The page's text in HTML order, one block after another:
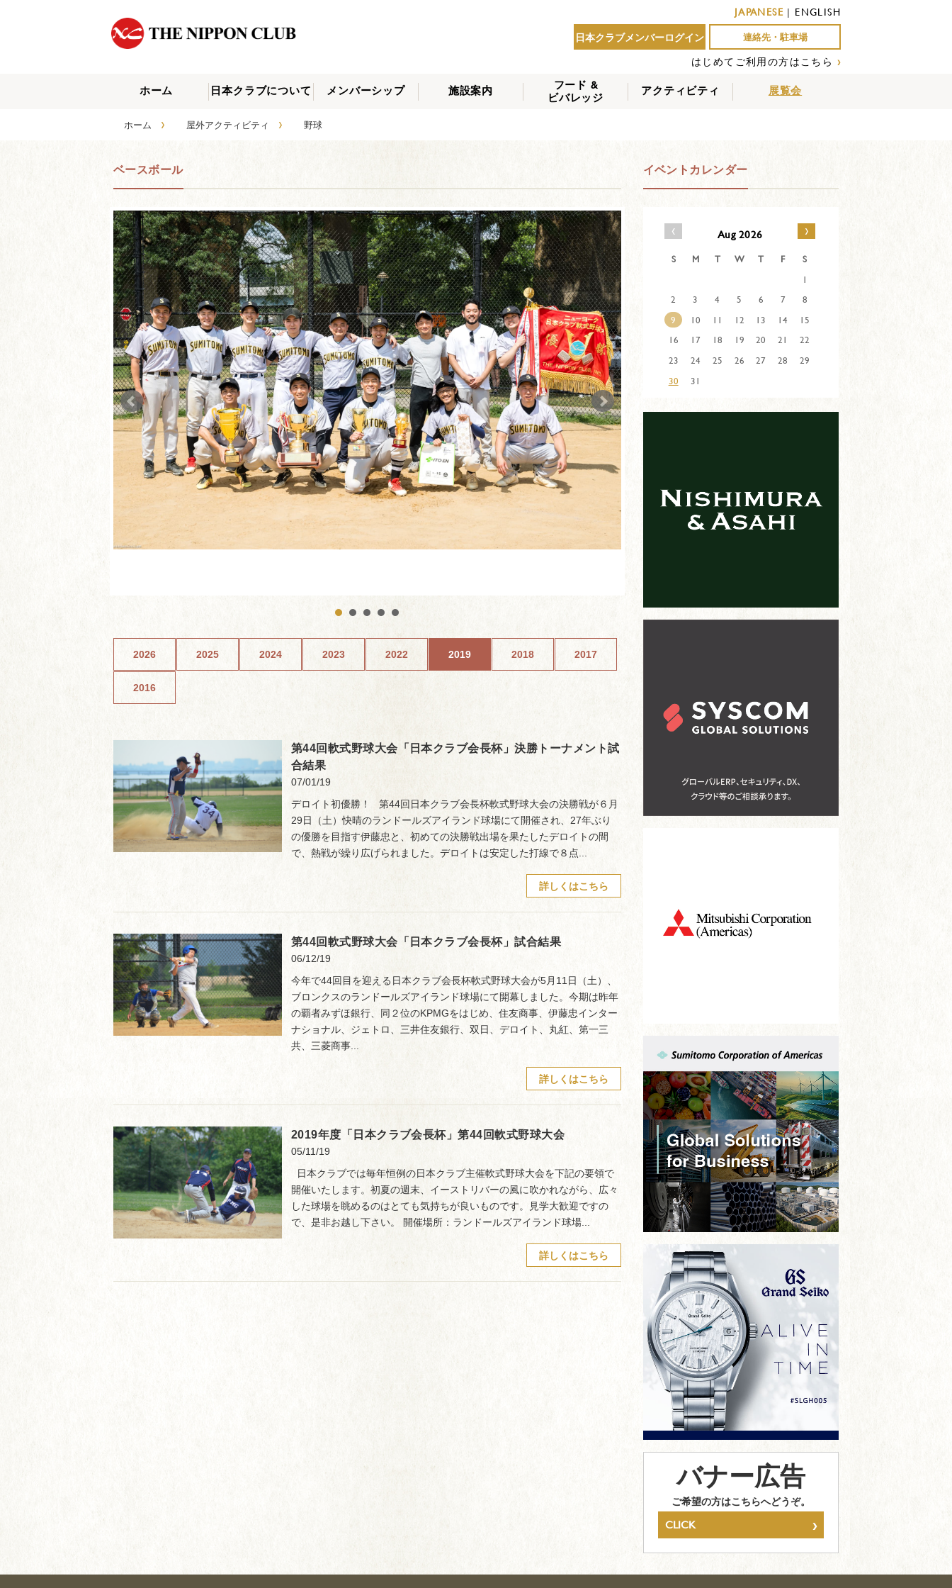
JAPANESE| ENGLISH
日本クラブメンバーログイン
連絡先・駐車場
はじめてご利用の方はこちら ›
ホーム
日本クラブについて メンバーシップ
メンバーシップの種
THE NIPPON CLUB
施設案内
フード &
ビバレッジ
アクティビティ 展覧会
ホーム › 屋外アクティビティ › 野球
ベースボール
2026 2025 2024 2023 2022 2019 2018 2017
2016
第44回軟式野球大会「日本クラブ会長杯」決勝トーナメント試
合結果
07/01/19
デロイト初優勝！ 第44回日本クラブ会長杯軟式野球大会の決勝戦が６月
29日（土）快晴のランドールズアイランド球場にて開催され、27年ぶり
の優勝を目指す伊藤忠と、初めての決勝戦出場を果たしたデロイトの間
で、熱戦が繰り広げられました。デロイトは安定した打線で８点...
詳しくはこちら
第44回軟式野球大会「日本クラブ会長杯」試合結果
06/12/19
今年で44回目を迎える日本クラブ会長杯軟式野球大会が5月11日（土）、
ブロンクスのランドールズアイランド球場にて開幕しました。今期は昨年
の覇者みずほ銀行、同２位のKPMGをはじめ、住友商事、伊藤忠インター
ナショナル、ジェトロ、三井住友銀行、双日、デロイト、丸紅、第一三
共、三菱商事...
詳しくはこちら
2019年度「日本クラブ会長杯」第44回軟式野球大会
05/11/19
日本クラブでは毎年恒例の日本クラブ主催軟式野球大会を下記の要領で
開催いたします。初夏の週末、イーストリバーの風に吹かれながら、広々
した球場を眺めるのはとても気持ちが良いものです。見学大歓迎ですの
で、是非お越し下さい。 開催場所：ランドールズアイランド球場...
詳しくはこちら
イベントカレンダー
‹ Aug 2026 ›
S M T W T F
S
1
2
3 4 5 6 7
8
9
10 11 12 13 14
15
16
17 18 19 20 21
22
23
24 25 26 27 28
29
30
31
バナー広告
ご希望の方はこちらへどうぞ。
CLICK ›